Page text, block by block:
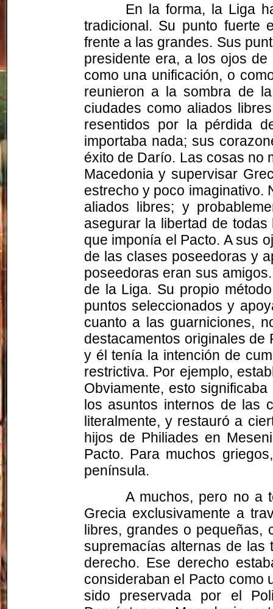
En la forma, la Liga
tradicional. Su punto fuerte
frente a las grandes. Sus
presidente era, a los ojos
como una unificación, o
reunieron a la sombra de
ciudades como aliados
resentidos por la pérdida
importaba nada; sus
éxito de Darío. Las cosas no
Macedonia y supervisar
estrecho y poco imaginativo.
aliados libres; y
asegurar la libertad de
que imponía el Pacto. A sus
de las clases poseedoras y
poseedoras eran sus
de la Liga. Su propio
puntos seleccionados y
cuanto a las guarniciones,
destacamentos originales
y él tenía la intención de
restrictiva. Por ejemplo,
Obviamente, esto
los asuntos internos de las
literalmente, y restauró a
hijos de Philiades en
Pacto. Para muchos
península.
A muchos, pero no a
Grecia exclusivamente a
libres, grandes o pequeñas,
supremacías alternas de las
derecho. Ese derecho
consideraban el Pacto como
sido preservada por el